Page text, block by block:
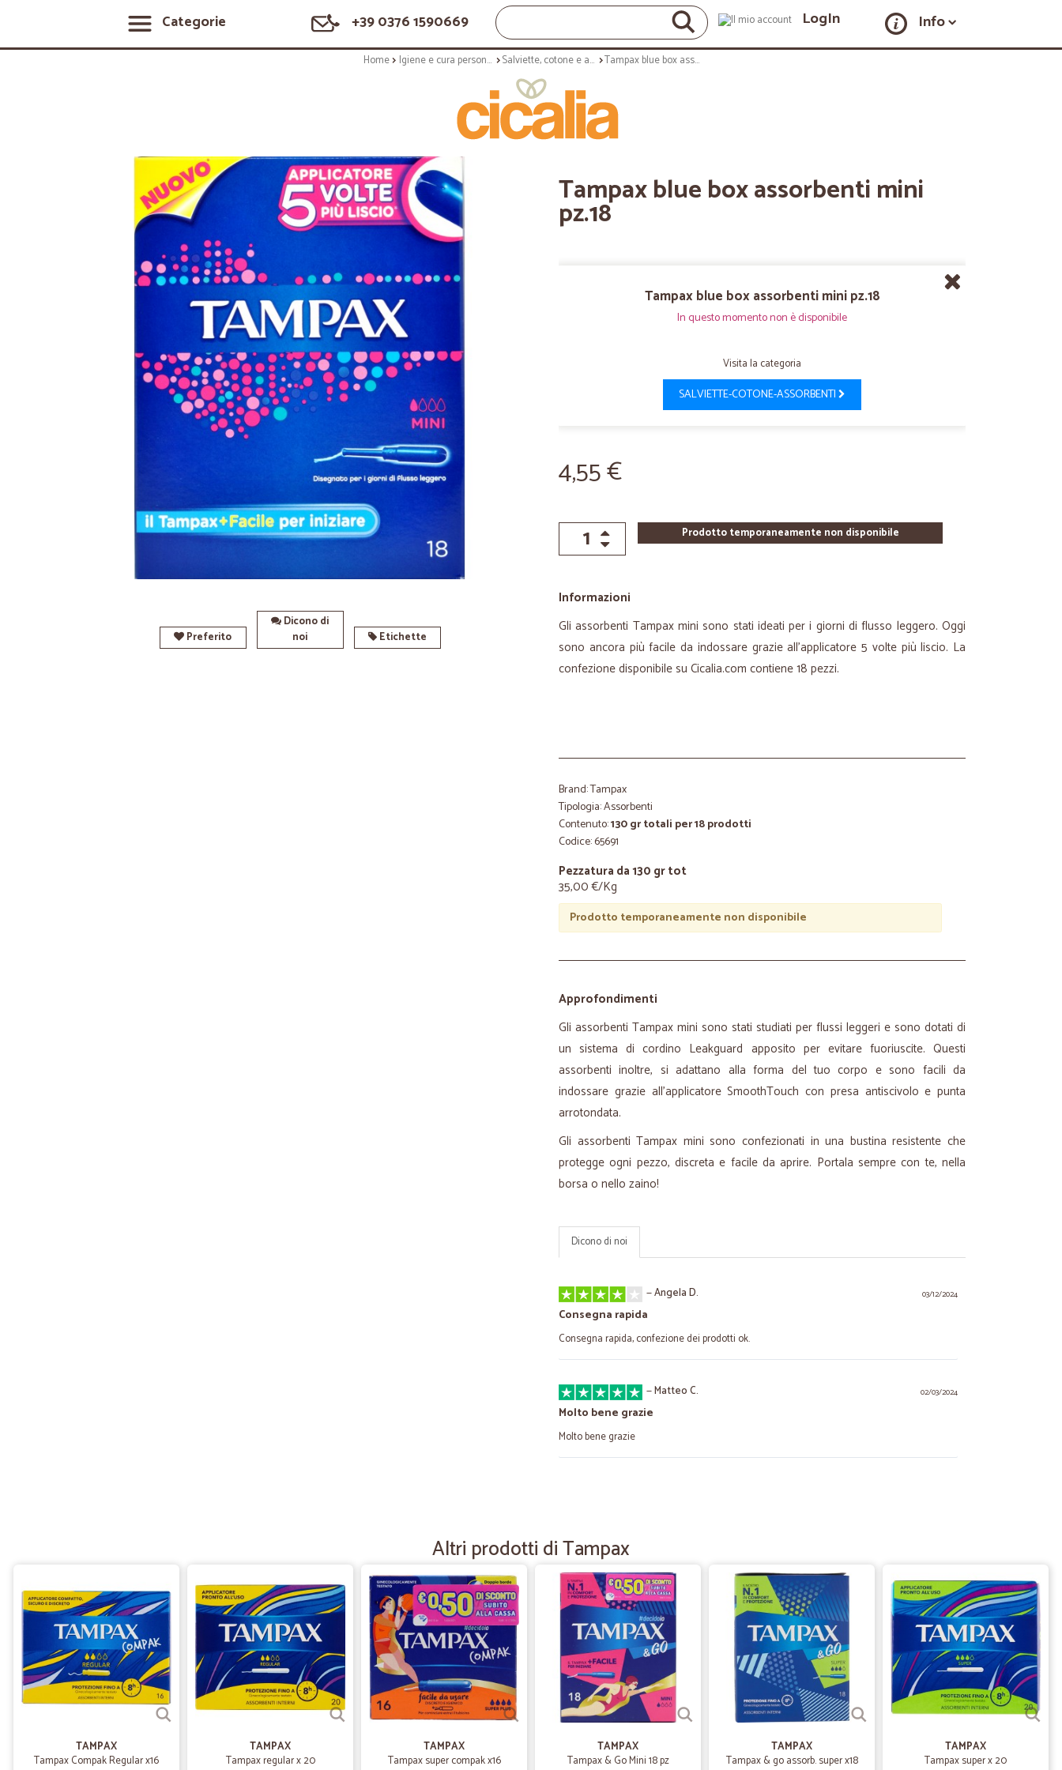
Categorie +39 0376 1590669 LogIn Info
Home Igiene e cura personale Salviette, cotone e assorbenti Tampax blue box assorbenti mini pz.18
Preferito
Dicono di
noi
Etichette
Tampax blue box assorbenti mini
pz.18
Tampax blue box assorbenti mini pz.18
In questo momento non è disponibile
Visita la categoria
SALVIETTE-COTONE-ASSORBENTI
4,55 €
Prodotto temporaneamente non disponibile
Informazioni
Gli assorbenti Tampax mini sono stati ideati per i giorni di flusso leggero. Oggi
sono ancora più facile da indossare grazie all’applicatore 5 volte più liscio. La
confezione disponibile su Cicalia.com contiene 18 pezzi.
Brand: Tampax
Tipologia: Assorbenti
Contenuto:130 gr totali per 18 prodotti
Codice: 65691
Pezzatura da 130 gr tot
35,00 €/Kg
Prodotto temporaneamente non disponibile
Approfondimenti
Gli assorbenti Tampax mini sono stati studiati per flussi leggeri e sono dotati di
un sistema di cordino Leakguard apposito per evitare fuoriuscite. Questi
assorbenti inoltre, si adattano alla forma del tuo corpo e sono facili da
indossare grazie all'applicatore SmoothTouch con presa antiscivolo e punta
arrotondata.
Gli assorbenti Tampax mini sono confezionati in una bustina resistente che
protegge ogni pezzo, discreta e facile da aprire. Portala sempre con te, nella
borsa o nello zaino!
Dicono di noi
03/12/2024
—Angela D.
Consegna rapida
Consegna rapida, confezione dei prodotti ok.
02/03/2024
—Matteo C.
Molto bene grazie
Molto bene grazie
17/09/2022
—Michele F.
RAPIDO ED ECONOMICO
sito molto conveniente, prodotti di ottima qualità e spedizioni un pò care ma rapide
19/06/2022
—Giovanna C.
Contenitori cuki con coperchio
supermarket. Consegnato in tempo. Great packaging
Altri prodotti di Tampax
TAMPAX
Tampax Compak Regular x16
TAMPAX
Tampax regular x 20
TAMPAX
Tampax super compak x16
TAMPAX
Tampax & Go Mini 18 pz
TAMPAX
Tampax & go assorb. super x18
TAMPAX
Tampax super x 20